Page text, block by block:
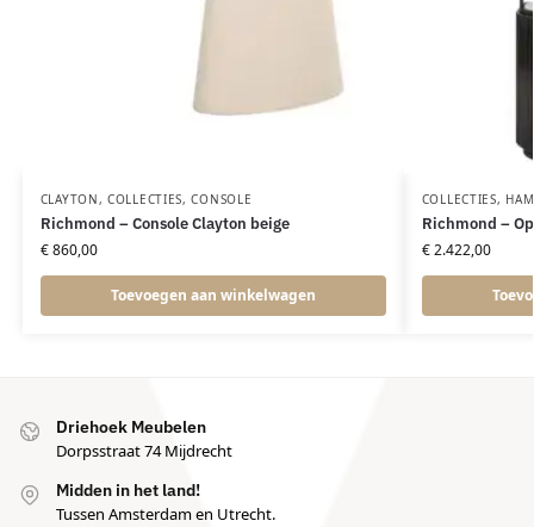
CLAYTON,COLLECTIES,CONSOLE
Richmond – Console Clayton beige
€860,00
Toevoegen aan winkelwagen
COLLECTIES,
Richmond –
€2.422,00
Driehoek Meubelen
Dorpsstraat 74 Mijdrecht
Midden in het land!
Tussen Amsterdam en Utrecht.